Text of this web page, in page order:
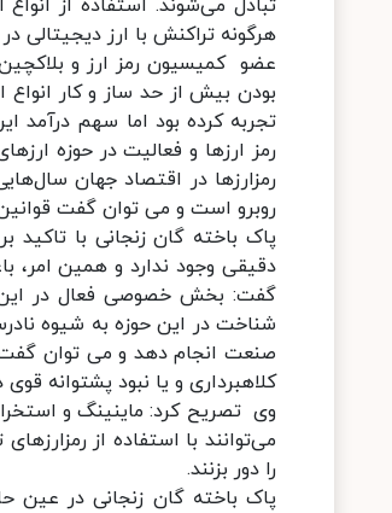
تبادل می‌شوند. استفاده از
هرگونه تراکنش با ارز
عضو کمیسیون رمز ارز و
بودن بیش از حد ساز و کار انواع
تجربه کرده بود اما سهم درآمد
رمز ارزها و فعالیت در حوزه
رمزارزها در اقتصاد جهان
روبرو است و می توان گفت قوانین
پاک باخته گان زنجانی با
دقیقی وجود ندارد و همین امر،
گفت: بخش خصوصی فعال در
شناخت در این حوزه به شیوه
صنعت انجام دهد و می توان گفت
کلاهبرداری و یا نبود پشتوانه
وی تصریح کرد: ماینینگ و
می‌توانند با استفاده از
را دور بزنند.
پاک باخته گان زنجانی در عین